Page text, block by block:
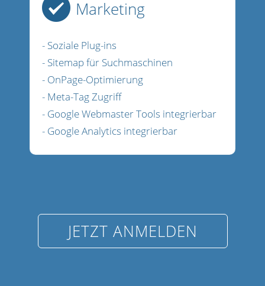
Marketing
- Soziale Plug-ins
- Sitemap für Suchmaschinen
- OnPage-Optimierung
- Meta-Tag Zugriff
- Google Webmaster Tools integrierbar
- Google Analytics integrierbar
JETZT ANMELDEN